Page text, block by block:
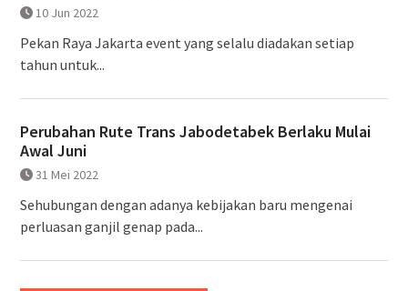
10 Jun 2022
Pekan Raya Jakarta event yang selalu diadakan setiap
tahun untuk...
Perubahan Rute Trans Jabodetabek Berlaku Mulai
Awal Juni
31 Mei 2022
Sehubungan dengan adanya kebijakan baru mengenai
perluasan ganjil genap pada...